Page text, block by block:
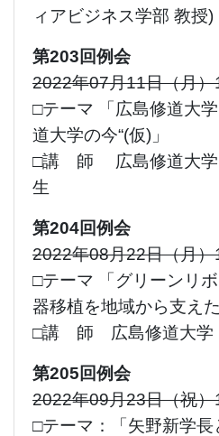
ィアビジネス学部 教授
第203回例会
2022年07月11日（月
□テーマ 「広島修道大
道大学の今“(仮)」
□講 師 広島修道大
生
第204回例会
2022年08月22日（月
□テーマ 「グリーンリ
器移植を地域から支え
□講 師 広島修道大学
第205回例会
2022年09月23日（祝
□テーマ：「矢野新学長